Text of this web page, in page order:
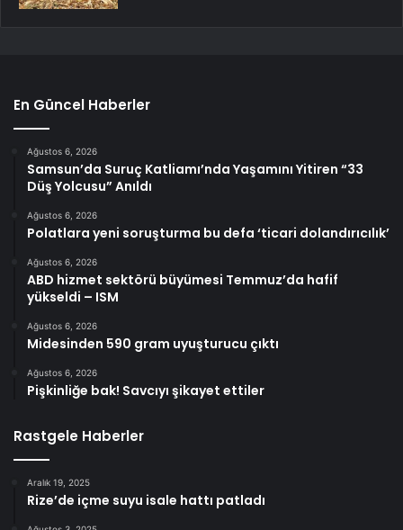
En Güncel Haberler
Ağustos 6, 2026
Samsun’da Suruç Katliamı’nda Yaşamını Yitiren “33
Düş Yolcusu” Anıldı
Ağustos 6, 2026
Polatlara yeni soruşturma bu defa ‘ticari dolandırıcılık’
Ağustos 6, 2026
ABD hizmet sektörü büyümesi Temmuz’da hafif
yükseldi – ISM
Ağustos 6, 2026
Midesinden 590 gram uyuşturucu çıktı
Ağustos 6, 2026
Pişkinliğe bak! Savcıyı şikayet ettiler
Rastgele Haberler
Aralık 19, 2025
Rize’de içme suyu isale hattı patladı